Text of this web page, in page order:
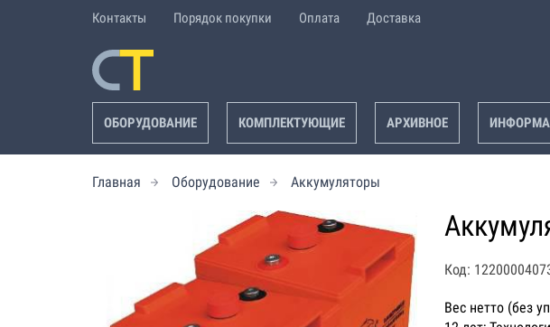
Контакты Порядок покупки Оплата Доставка
ОБОРУДОВАНИЕ КОМПЛЕКТУЮЩИЕ АРХИВНОЕ
Главная Оборудование Аккумуляторы
Код:
Вес нетто (без